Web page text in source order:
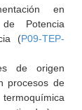
en
Potencia
(P09-TEP-
de origen
procesos de